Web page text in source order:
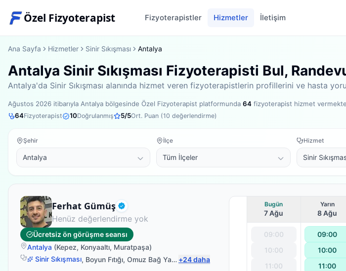
Özel Fizyoterapist Fizyoterapistler Hizmetler İletişim
Ana Sayfa Hizmetler Sinir Sıkışması Antalya
Antalya Sinir Sıkışması Fizyoterapisti Bul,
Antalya'da Sinir Sıkışması alanında hizmet veren fizyoterapistlerin profillerini ve hasta
Ağustos 2026 itibarıyla Antalya bölgesinde Özel Fizyoterapist platformunda 64 fizyoterapist hizmet
64Fizyoterapist 10Doğrulanmış 5/5Ort. Puan (10 değerlendirme)
Şehir İlçe Hizmet
Sinir
Ferhat Gümüş Doğrulanmış
Fizyoterapist
Henüz değerlendirme yok
Ücretsiz ön görüşme seansı
Antalya (Kepez, Konyaaltı, Muratpaşa)
Sinir Sıkışması, Boyun Fıtığı, Omuz Bağ Yaralanması ,Sırt Ağrısı
+24daha
Bugün
7 Ağu
09:00
10:00
11:00
Yarın
8 Ağu
09:00
10:00
11:00